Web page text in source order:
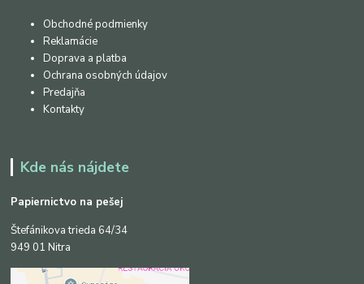
Obchodné podmienky
Reklamácie
Doprava a platba
Ochrana osobných údajov
Predajňa
Kontakty
Kde nás nájdete
Papiernictvo na pešej
Štefánikova trieda 64/34
949 01 Nitra